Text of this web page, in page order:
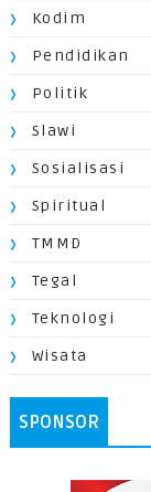
Kodim
Pendidikan
Politik
Slawi
Sosialisasi
Spiritual
TMMD
Tegal
Teknologi
Wisata
SPONSOR